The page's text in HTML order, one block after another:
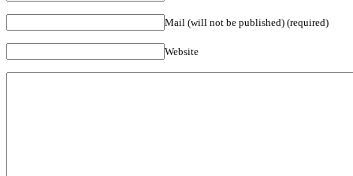
Mail (will not be published) (required)
Website